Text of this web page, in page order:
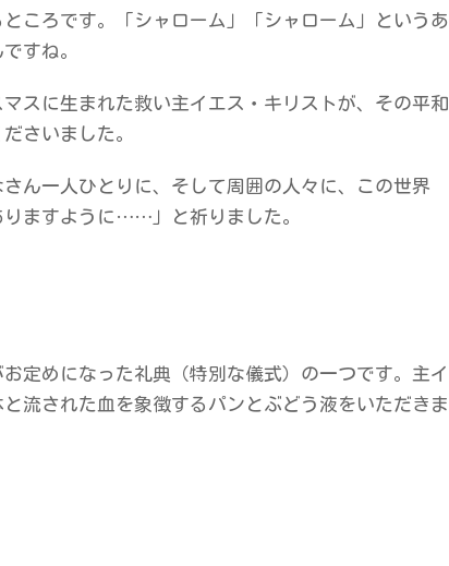
ころです。「シャローム」「シャローム」というあ
すね。
スに生まれた救い主イエス・キリストが、その平和
さいました。
さん一人ひとりに、そして周囲の人々に、この世界
りますように……」と祈りました。
定めになった礼典（特別な儀式）の一つです。主イ
流された血を象徴するパンとぶどう液をいただきま